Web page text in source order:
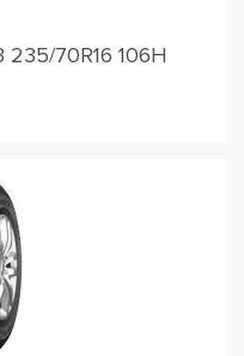
70R16 106H